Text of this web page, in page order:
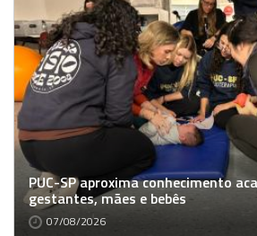
PUC-SP aproxima conhecimento
gestantes, mães e bebês
07/08/2026